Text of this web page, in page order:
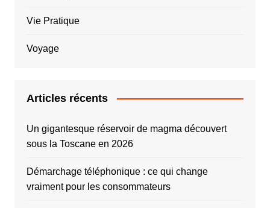
Vie Pratique
Voyage
Articles récents
Un gigantesque réservoir de magma découvert
sous la Toscane en 2026
Démarchage téléphonique : ce qui change
vraiment pour les consommateurs